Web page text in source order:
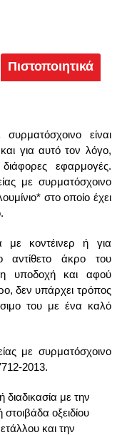
Πιστοποιητικά
είναι
για αυτό τον λόγο,
εφαρμογές.
με συρματόσχοινο
στο οποίο έχει
με κοντέινερ ή για
αντίθετο άκρο του
υποδοχή και αφού
δεν υπάρχει τρόπος
του με ένα καλό
με συρματόσχοινο
2013.
διαδικασία με την
στοιβάδα οξειδίου
και την